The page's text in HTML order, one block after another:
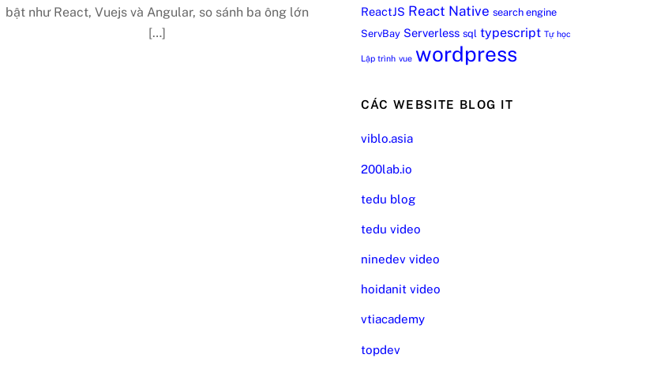
bật như React, Vuejs và Angular, so sánh ba ông lớn
[…]
ReactJS React Native search engine
ServBay Serverless sql typescript Tự học
Lập trình vue wordpress
CÁC WEBSITE BLOG IT
viblo.asia
200lab.io
tedu blog
tedu video
ninedev video
hoidanit video
vtiacademy
topdev